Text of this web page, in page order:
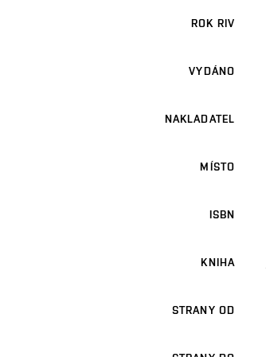
ROK RIV
VYDÁNO
NAKLADATEL
MÍSTO
ISBN
KNIHA
STRANY OD